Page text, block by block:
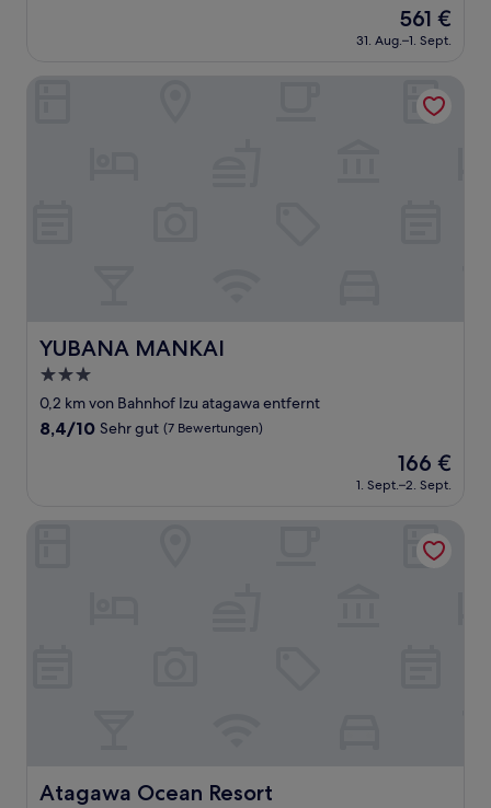
Bewertungen)
Der
Preis
beträgt
561 €
31. Aug.–1. Sept.
YUBANA MANKAI
YUBANA MANKAI
3.0-
Sterne-
Unterkunft
0,2 km von Bahnhof Izu atagawa entfernt
8.4
(7
8,4/10 Sehr gut (7 Bewertungen)
Der
Preis
beträgt
166 €
1. Sept.–2. Sept.
Atagawa Ocean Resort
Atagawa Ocean Resort